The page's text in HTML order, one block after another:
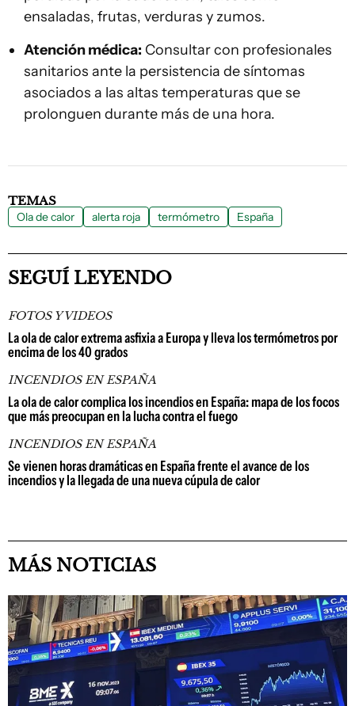
ensaladas, frutas, verduras y zumos.
Atención médica: Consultar con profesionales
sanitarios ante la persistencia de síntomas
asociados a las altas temperaturas que se
prolonguen durante más de una hora.
TEMAS
Ola de calor alerta roja termómetro España
SEGUÍ LEYENDO
FOTOS Y VIDEOS
La ola de calor extrema asfixia a Europa y lleva los termómetros por
encima de los 40 grados
INCENDIOS EN ESPAÑA
La ola de calor complica los incendios en España: mapa de los focos
que más preocupan en la lucha contra el fuego
INCENDIOS EN ESPAÑA
Se vienen horas dramáticas en España frente el avance de los
incendios y la llegada de una nueva cúpula de calor
MÁS NOTICIAS